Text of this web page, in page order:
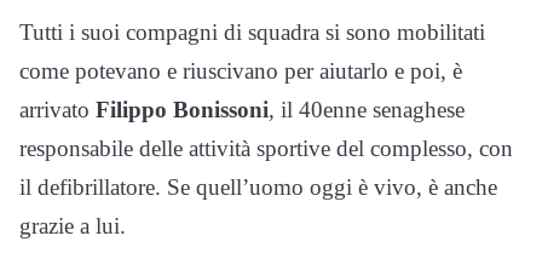
Tutti i suoi compagni di squadra si sono mobilitati
come potevano e riuscivano per aiutarlo e poi, è
arrivato Filippo Bonissoni, il 40enne senaghese
responsabile delle attività sportive del complesso, con
il defibrillatore. Se quell’uomo oggi è vivo, è anche
grazie a lui.